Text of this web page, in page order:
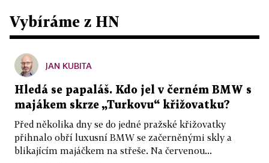
Vybíráme z HN
JAN KUBITA
Hledá se papaláš. Kdo jel v černém BMW s
majákem skrze „Turkovu“ křižovatku?
Před několika dny se do jedné pražské křižovatky
přihnalo obří luxusní BMW se začerněnými skly a
blikajícím majáčkem na střeše. Na červenou...